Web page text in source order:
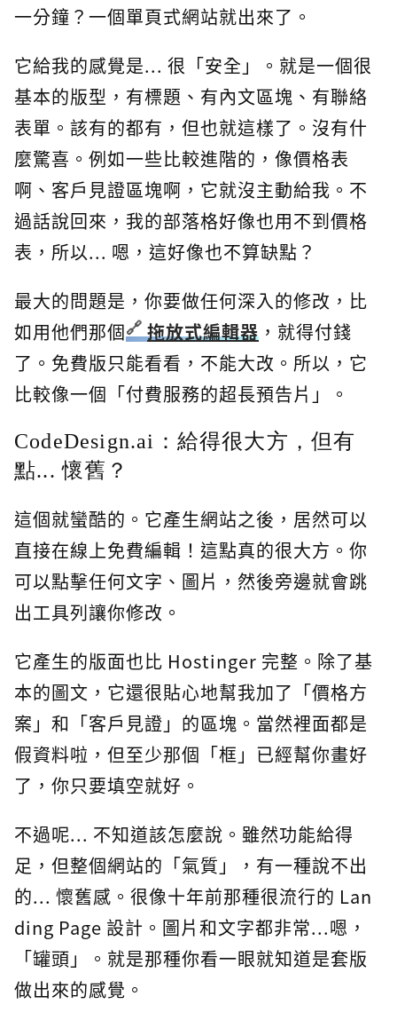
一分鐘？一個單頁式網站就出來了。
它給我的感覺是... 很「安全」。就是一個很
基本的版型，有標題、有內文區塊、有聯絡
表單。該有的都有，但也就這樣了。沒有什
麼驚喜。例如一些比較進階的，像價格表
啊、客戶見證區塊啊，它就沒主動給我。不
過話說回來，我的部落格好像也用不到價格
表，所以... 嗯，這好像也不算缺點？
最大的問題是，你要做任何深入的修改，比
如用他們那個
拖放式編輯器 ，就得付錢
了。免費版只能看看，不能大改。所以，它
比較像一個「付費服務的超長預告片」。
CodeDesign.ai：給得很大方，但有
點... 懷舊？
這個就蠻酷的。它產生網站之後，居然可以
直接在線上免費編輯！這點真的很大方。你
可以點擊任何文字、圖片，然後旁邊就會跳
出工具列讓你修改。
它產生的版面也比 Hostinger 完整。除了基
本的圖文，它還很貼心地幫我加了「價格方
案」和「客戶見證」的區塊。當然裡面都是
假資料啦，但至少那個「框」已經幫你畫好
了，你只要填空就好。
不過呢... 不知道該怎麼說。雖然功能給得
足，但整個網站的「氣質」，有一種說不出
的... 懷舊感。很像十年前那種很流行的 Lan
ding Page 設計。圖片和文字都非常...嗯，
「罐頭」。就是那種你看一眼就知道是套版
做出來的感覺。